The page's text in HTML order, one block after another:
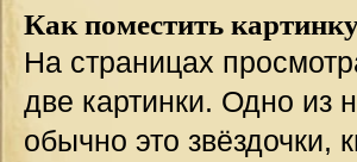
Как поместить
На страницах
две картинки. Одно из
обычно это звёздочки,